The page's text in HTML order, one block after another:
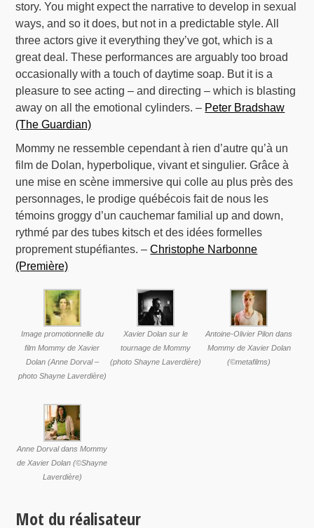
story. You might expect the narrative to develop in sexual
ways, and so it does, but not in a predictable style. All
three actors give it everything they’ve got, which is a
great deal. These performances are arguably too broad
occasionally with a touch of daytime soap. But it is a
pleasure to see acting – and directing – which is blasting
away on all the emotional cylinders. – Peter Bradshaw
(The Guardian)
Mommy ne ressemble cependant à rien d’autre qu’à un
film de Dolan, hyperbolique, vivant et singulier. Grâce à
une mise en scène immersive qui colle au plus près des
personnages, le prodige québécois fait de nous les
témoins groggy d’un cauchemar familial up and down,
rythmé par des tubes kitsch et des idées formelles
proprement stupéfiantes. –Christophe Narbonne
(Première)
Image promotionnelle du
film Mommy de Xavier
Dolan (Anne Dorval –
photo Shayne Laverdière)
Xavier Dolan sur le
tournage de Mommy
(photo Shayne Laverdière)
Antoine-Olivier Pilon dans
Mommy de Xavier Dolan
(©metafilms)
Anne Dorval dans Mommy
de Xavier Dolan (©Shayne
Laverdière)
Mot du réalisateur